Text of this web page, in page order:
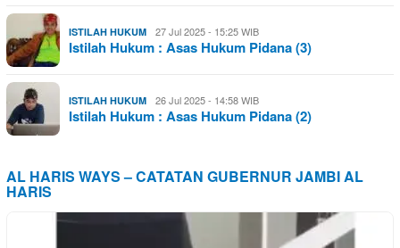
ISTILAH HUKUM 27 Jul 2025 - 15:25 WIB
Istilah Hukum : Asas Hukum Pidana (3)
ISTILAH HUKUM 26 Jul 2025 - 14:58 WIB
Istilah Hukum : Asas Hukum Pidana (2)
AL HARIS WAYS – CATATAN GUBERNUR JAMBI AL
HARIS